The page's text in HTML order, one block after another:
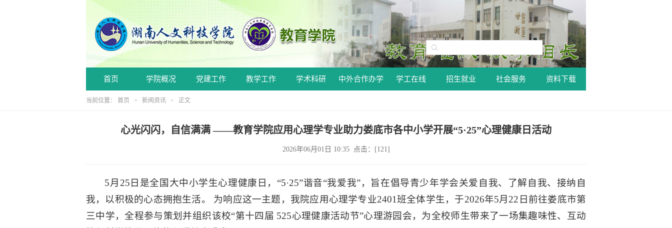
首页 学院概况 党建工作 教学工作 学术科研 中外合作办学 学工在线 招生就业 社会服务 资料下载
当前位置： 首页 > 新闻资讯 > 正文
心光闪闪，自信满满 ——教育学院应用心理学专业助力娄底市各中小学开展“5·25”心理健康日活动
2026年06月01日 10:35 点击：[121]
5月25日是全国大中小学生心理健康日，“5·25”谐音“我爱我”，旨在倡导青少年学会关爱自我、了解自我、接纳自
我，以积极的心态拥抱生活。 为响应这一主题，我院应用心理学专业2401班全体学生，于2026年5月22日前往娄底市第
三中学，全程参与策划并组织该校“第十四届 525心理健康活动节”心理游园会，为全校师生带来了一场集趣味性、互动